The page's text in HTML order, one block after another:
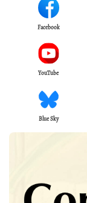
Facebook
YouTube
Blue Sky